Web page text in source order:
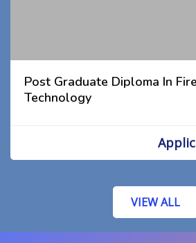
Post Graduate Diploma In
Technology
VIEW ALL